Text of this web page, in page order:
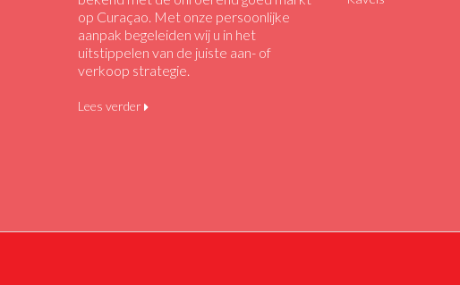
op Curaçao. Met onze persoonlijke
aanpak begeleiden wij u in het
uitstippelen van de juiste aan- of
verkoop strategie.
Lees verder